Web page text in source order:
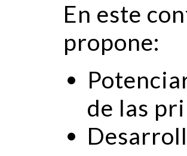
En este
propone:
de las